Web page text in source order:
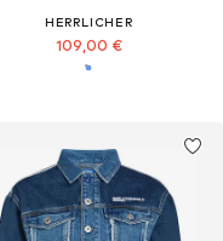
HERRLICHER
109,00 €